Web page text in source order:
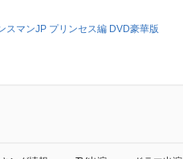
スマンJP プリンセス編 DVD豪華版